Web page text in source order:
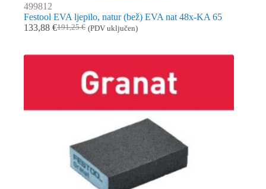
499812
Festool EVA ljepilo, natur (bež) EVA nat 48x-KA 65
191,25€
Izvorna
bila
191,25 €.
133,88 €Trenutna
je:
(PDV uključen)